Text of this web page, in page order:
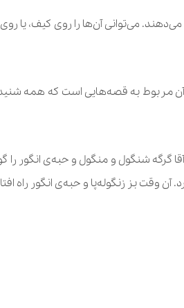
می‌توانی آن‌ها را روی کیف، یا
به قصه‌هایی است که همه
گرگه شنگول و منگول و حبه‌ی انگور
وقت بز زنگوله‌پا و حبه‌ی انگور راه